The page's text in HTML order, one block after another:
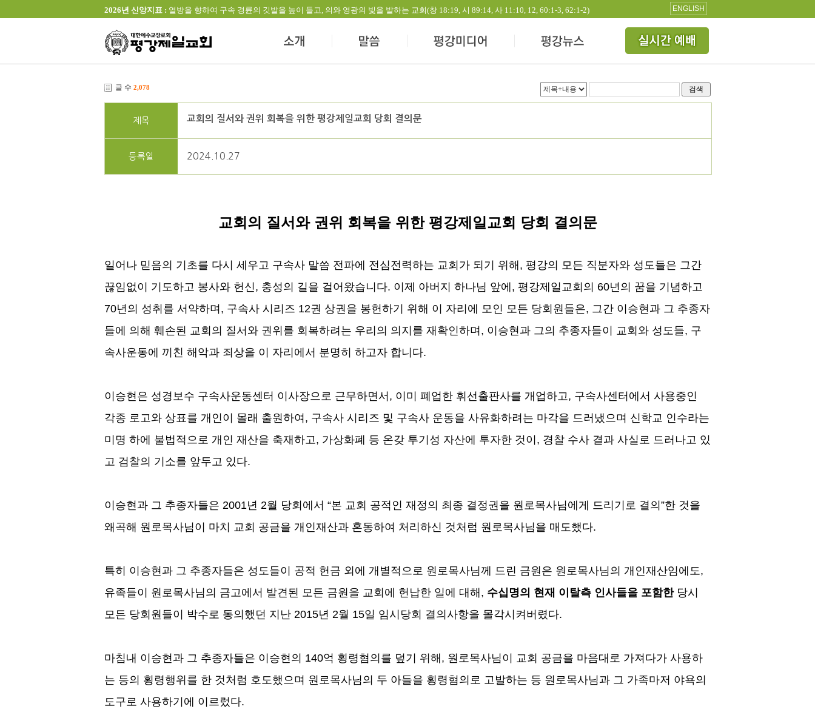
2026년 신앙지표 : 열방을 향하여 구속 경륜의 깃발을 높이 들고, 의와 영광의 빛을 발하는 교회(창 18:19, 시 89:14, 사 11:10, 12, 60:1-3, 62:1-2) ENGLISH
글 수 2,078 검색
제목 교회의 질서와 권위 회복을 위한 평강제일교회 당회 결의문
등록일 2024.10.27
교회의 질서와 권위 회복을 위한 평강제일교회 당회 결의문
일어나 믿음의 기초를 다시 세우고 구속사 말씀 전파에 전심전력하는 교회가 되기 위해 , 평강의 모든 직분자와 성도들은 그간
끊임없이 기도하고 봉사와 헌신, 충성의 길을 걸어왔습니다. 이제 아버지 하나님 앞에 , 평강제일교회의 60년의 꿈을 기념하고
70년의 성취를 서약하며 , 구속사 시리즈 12권 상권을 봉헌하기 위해 이 자리에 모인 모든 당회원들은, 그간 이승현과 그 추종자
들에 의해 훼손된 교회의 질서와 권위를 회복하려는 우리의 의지를 재확인하며 , 이승현과 그의 추종자들이 교회와 성도들, 구
속사운동에 끼친 해악과 죄상을 이 자리에서 분명히 하고자 합니다.
이승현은 성경보수 구속사운동센터 이사장으로 근무하면서 , 이미 폐업한 휘선출판사를 개업하고, 구속사센터에서 사용중인
각종 로고와 상표를 개인이 몰래 출원하여 , 구속사 시리즈 및 구속사 운동을 사유화하려는 마각을 드러냈으며 신학교 인수라는
미명 하에 불법적으로 개인 재산을 축재하고, 가상화폐 등 온갖 투기성 자산에 투자한 것이 , 경찰 수사 결과 사실로 드러나고 있
고 검찰의 기소를 앞두고 있다.
이승현과 그 추종자들은 2001년 2월 당회에서 “본 교회 공적인 재정의 최종 결정권을 원로목사님에게 드리기로 결의 ”한 것을
왜곡해 원로목사님이 마치 교회 공금을 개인재산과 혼동하여 처리하신 것처럼 원로목사님을 매도했다.
특히 이승현과 그 추종자들은 성도들이 공적 헌금 외에 개별적으로 원로목사님께 드린 금원은 원로목사님의 개인재산임에도,
유족들이 원로목사님의 금고에서 발견된 모든 금원을 교회에 헌납한 일에 대해 , 수십명의 현재 이탈측 인사들을 포함한당시
모든 당회원들이 박수로 동의했던 지난 2015년 2월 15일 임시당회 결의사항을 몰각시켜버렸다.
마침내 이승현과 그 추종자들은 이승현의 140억 횡령혐의를 덮기 위해 , 원로목사님이 교회 공금을 마음대로 가져다가 사용하
는 등의 횡령행위를 한 것처럼 호도했으며 원로목사님의 두 아들을 횡령혐의로 고발하는 등 원로목사님과 그 가족마저 야욕의
도구로 사용하기에 이르렀다.